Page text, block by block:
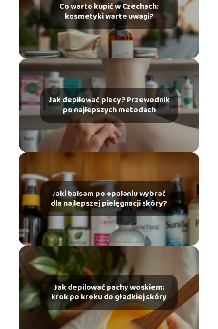
Co warto kupić w Czechach:
kosmetyki warte uwagi?
Jak depilować plecy? Przewodnik
po najlepszych metodach
Jaki balsam po opalaniu wybrać
dla najlepszej pielęgnacji skóry?
Jak depilować pachy woskiem:
krok po kroku do gładkiej skóry